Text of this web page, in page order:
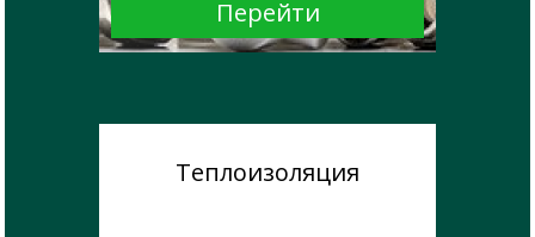
Теплоизоляция